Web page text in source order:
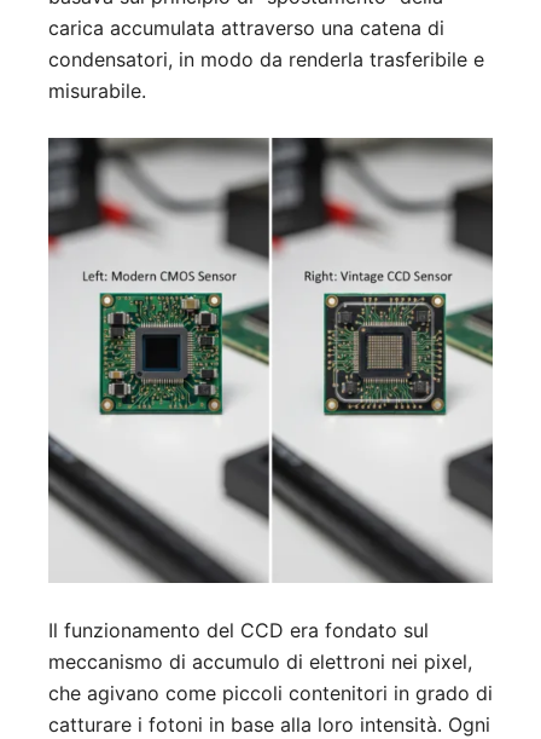
carica accumulata attraverso una catena di
condensatori, in modo da renderla trasferibile e
misurabile.
Il funzionamento del CCD era fondato sul
meccanismo di accumulo di elettroni nei pixel,
che agivano come piccoli contenitori in grado di
catturare i fotoni in base alla loro intensità. Ogni